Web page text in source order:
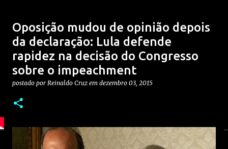
Oposição mudou de opinião depois
da declaração: Lula defende
rapidez na decisão do Congresso
sobre o impeachment
postado por Reinaldo Cruz em dezembro 03, 2015